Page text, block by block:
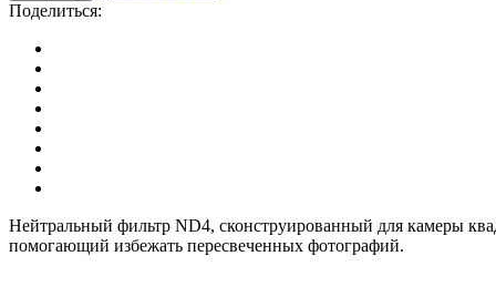
Поделиться:
Нейтральный фильтр ND4, сконструированный для камеры
помогающий избежать пересвеченных фотографий.